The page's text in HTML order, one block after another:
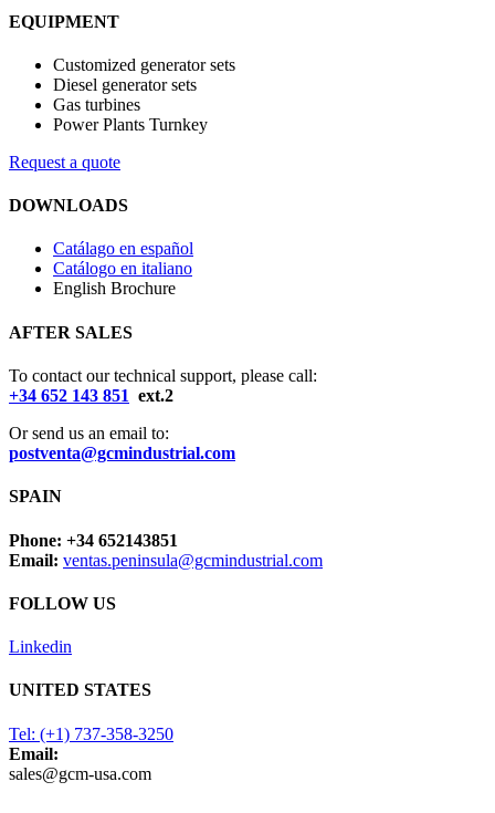
EQUIPMENT
Customized generator sets
Diesel generator sets
Gas turbines
Power Plants Turnkey
Request a quote
DOWNLOADS
Catálago en español
Catálogo en italiano
English Brochure
AFTER SALES
To contact our technical support, please call:
+34 652 143 851 ext.2
Or send us an email to:
postventa@gcmindustrial.com
SPAIN
Phone: +34 652143851
Email: ventas.peninsula@gcmindustrial.com
FOLLOW US
Linkedin
UNITED STATES
Tel: (+1) 737-358-3250
Email:
sales@gcm-usa.com